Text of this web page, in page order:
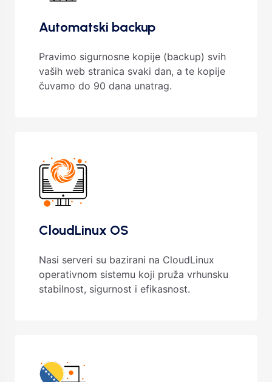
Automatski backup
Pravimo sigurnosne kopije (backup) svih
vaših web stranica svaki dan, a te kopije
čuvamo do 90 dana unatrag.
CloudLinux OS
Nasi serveri su bazirani na CloudLinux
operativnom sistemu koji pruža vrhunsku
stabilnost, sigurnost i efikasnost.